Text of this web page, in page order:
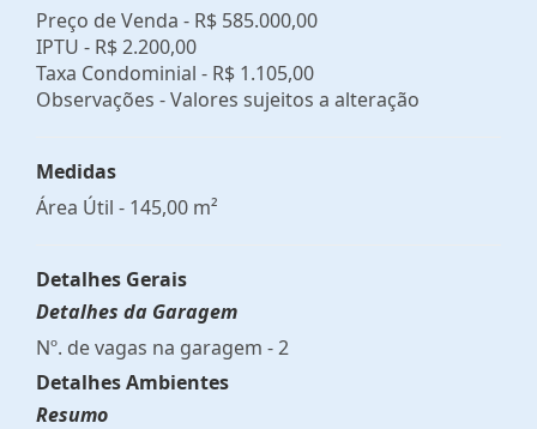
Preço de Venda - R$ 585.000,00
IPTU - R$ 2.200,00
Taxa Condominial - R$ 1.105,00
Observações - Valores sujeitos a alteração
Medidas
Área Útil - 145,00 m²
Detalhes Gerais
Detalhes da Garagem
Nº. de vagas na garagem - 2
Detalhes Ambientes
Resumo